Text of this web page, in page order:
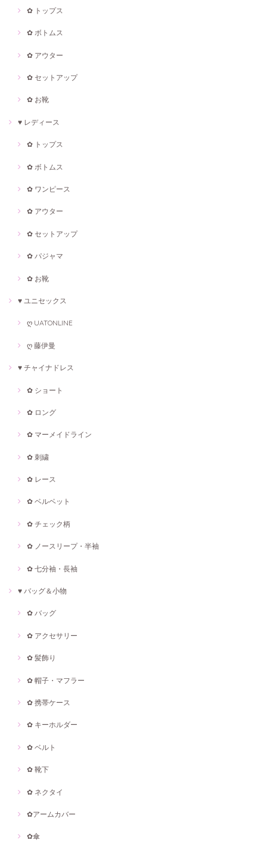
✿ トップス
✿ ボトムス
✿ アウター
✿ セットアップ
✿ お靴
♥ レディース
✿ トップス
✿ ボトムス
✿ ワンピース
✿ アウター
✿ セットアップ
✿ パジャマ
✿ お靴
♥ ユニセックス
ღ UATONLINE
ღ 藤伊曼
♥ チャイナドレス
✿ ショート
✿ ロング
✿ マーメイドライン
✿ 刺繍
✿ レース
✿ ベルベット
✿ チェック柄
✿ ノースリープ・半袖
✿ 七分袖・長袖
♥ バッグ＆小物
✿ バッグ
✿ アクセサリー
✿ 髪飾り
✿ 帽子・マフラー
✿ 携帯ケース
✿ キーホルダー
✿ ベルト
✿ 靴下
✿ ネクタイ
✿アームカバー
✿傘